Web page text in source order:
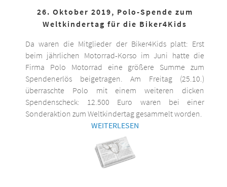
26. Oktober 2019, Polo-Spende zum
Weltkindertag für die Biker4Kids
Da waren die Mitglieder der Biker4Kids platt: Erst
beim jährlichen Motorrad-Korso im Juni hatte die
Firma Polo Motorrad eine größere Summe zum
Spendenerlös beigetragen. Am Freitag (25.10.)
überraschte Polo mit einem weiteren dicken
Spendenscheck: 12.500 Euro waren bei einer
Sonderaktion zum Weltkindertag gesammelt worden.
WEITERLESEN